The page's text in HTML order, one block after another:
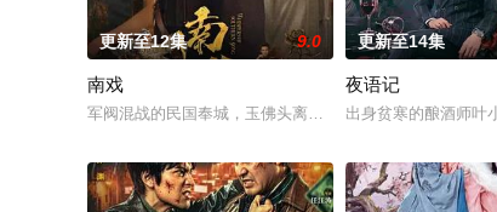
更新至12集 9.0
南戏
军阀混战的民国奉城，玉佛头离奇失窃，戏班主横尸戏台
更新至14集
夜语记
出身贫寒的酿酒师叶